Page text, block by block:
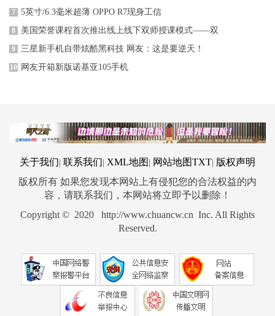
7 5英寸/6.3毫米超薄 OPPO R7现身工信
8 美国荣誉课程首次推出线上线下双师授课模式——双
9 三星新手机自带炫酷黑科技 网友：这是要逆天！
10 网友开箱新版诺基亚105手机
关于我们 联系我们 XML地图 网站地图TXT 版权声明
版权所有 如果您发现本网站上有侵犯您的合法权益的内
容，请联系我们，本网站将立即予以删除！
Copyright © 2020 http://www.chuancw.cn Inc. All Rights
Reserved.